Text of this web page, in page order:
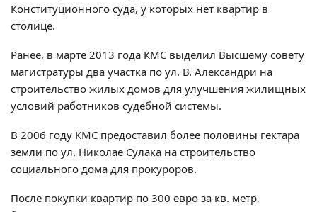
Конституционного суда, у которых нет квартир в
столице.
Ранее, в марте 2013 года КМС выделил Высшему совету
магистратуры два участка по ул. В. Александри на
строительство жилых домов для улучшения жилищных
условий работников судебной системы.
В 2006 году КМС предоставил более половины гектара
земли по ул. Николае Сулака на строительство
социального дома для прокуроров.
После покупки квартир по 300 евро за кв. метр,